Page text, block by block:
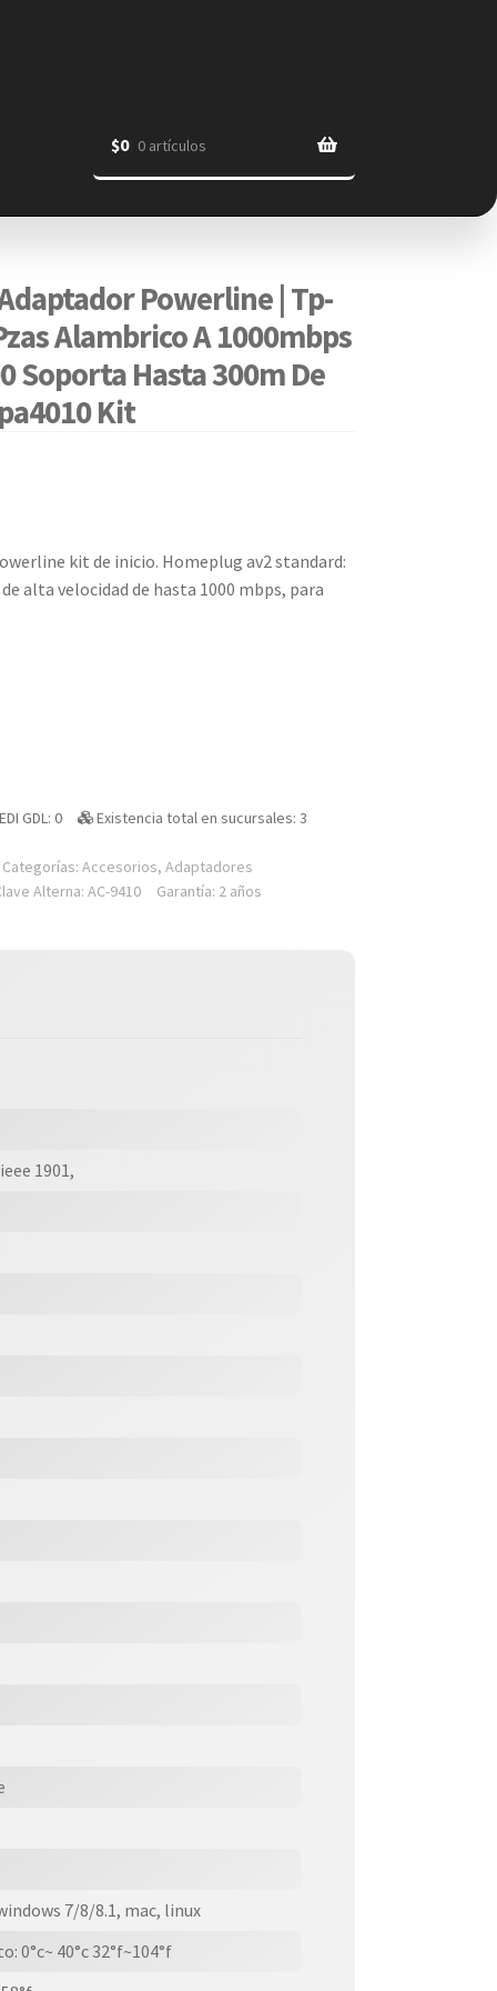
$0 0 artículos
Powerline | Tp-
Alambrico A 1000mbps
Soporta Hasta 300m De
Kit
kit de inicio. Homeplug av2 standard:
alta velocidad de hasta 1000 mbps, para
GDL: 0 Existencia total en sucursales: 3
Categorías: Accesorios, Adaptadores
Alterna: AC-9410
Garantía: 2 años
1901,
7/8/8.1, mac, linux
40°c 32°f~104°f